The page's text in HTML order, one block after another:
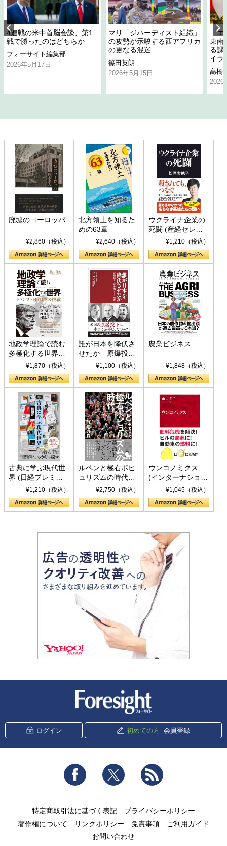
4連戦の米中首脳会談、第1
戦で勝ったのはどちらか
フォーサイト編集部
2026年5月17日
マリ「ジハーディスト組織」
の攻勢が示唆する西アフリカ
の更なる混迷
篠田英朗
2026年5月15日
「
東南
る課
イラ
高橋
2026
廃墟のヨーロッパ
¥2,860（税込）
北方領土を知るた
めの63章
¥2,640（税込）
ウクライナ企業の
死闘 (産経セレク
ト S 039)¥1,210（税込）
地政学理論で読む
多極化する世界：
トランプとBRICS
の挑戦
¥1,870（税込）
誰が日本を降伏さ
せたか 原爆投
下、ソ連参戦、そ
して聖断 (PHP新
書)
¥1,100（税込）
農業ビジネス
¥1,848（税込）
古典に学ぶ現代世
界 (日経プレミア
シリーズ)¥1,210（税込）
ルペンと極右ポピ
ュリズムの時代：
〈ヤヌス〉の二つ
の顔
¥2,750（税込）
ウンコノミクス
(インターナショナ
ル新書)¥1,045（税込）
ログイン 初めての方 会員登録
Facebook Twitter
特定商取引法に基づく表記
プライバシーポリシー
著作権について
リンクポリシー 免責事項
ご利用ガイド
お問い合わせ